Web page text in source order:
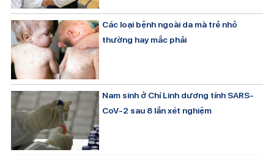
Các loại bệnh ngoài da mà trẻ nhỏ
thường hay mắc phải
Nam sinh ở Chí Linh dương tính SARS-
CoV-2 sau 8 lần xét nghiệm